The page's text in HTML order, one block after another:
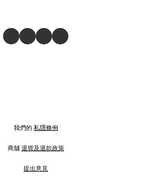
我們的 私隱條例
商舖 退貨及退款政策
提出意見